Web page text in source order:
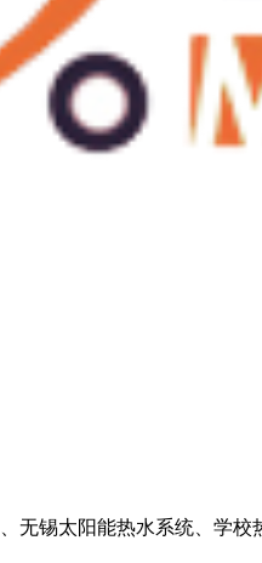
无锡太阳能热水系统、学校